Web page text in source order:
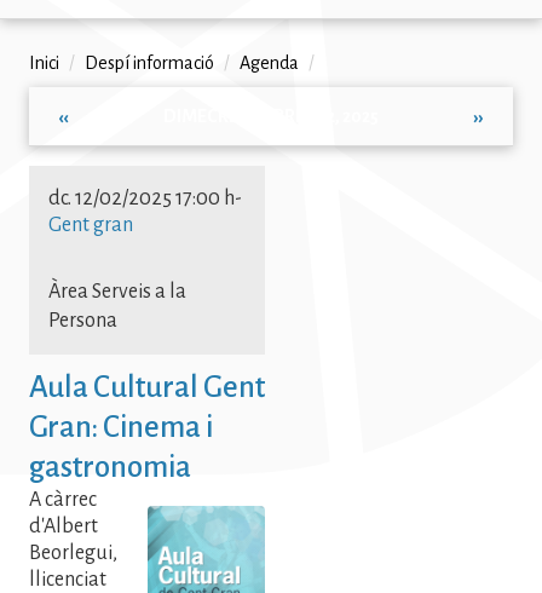
Fil
d'ariadna
Inici / Despí informació / Agenda /
Paginació
‹‹ ››
dc. 12/02/2025 17:00 h-
Gent gran
Àrea Serveis a la
Persona
Aula Cultural Gent
Gran: Cinema i
gastronomia
A càrrec
d'Albert
Beorlegui,
llicenciat